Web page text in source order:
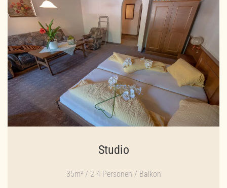
Studio
35m² / 2-4 Personen / Balkon